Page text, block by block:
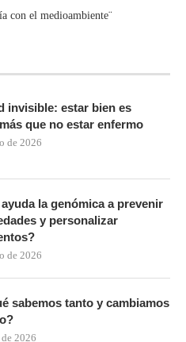
con el medioambiente¨
invisible: estar bien es
que no estar enfermo
de 2026
la genómica a prevenir
y personalizar
de 2026
sabemos tanto y cambiamos
2026